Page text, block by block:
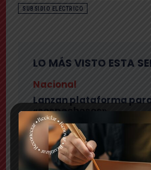
SUBSIDIO ELÉCTRICO
LO MÁS VISTO ESTA
Nacional
Lanzan plataforma
«sospechosos»
Comuna
Municipio presenta
anuncia plan integral